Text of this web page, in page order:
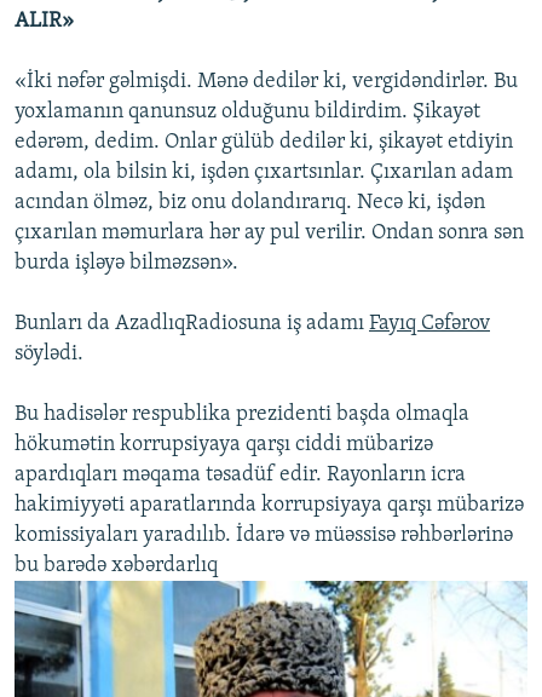
ALIR»
«İki nəfər gəlmişdi. Mənə dedilər ki, vergidəndirlər. Bu
yoxlamanın qanunsuz olduğunu bildirdim. Şikayət
edərəm, dedim. Onlar gülüb dedilər ki, şikayət etdiyin
adamı, ola bilsin ki, işdən çıxartsınlar. Çıxarılan adam
acından ölməz, biz onu dolandırarıq. Necə ki, işdən
çıxarılan məmurlara hər ay pul verilir. Ondan sonra sən
burda işləyə bilməzsən».
Bunları da AzadlıqRadiosuna iş adamı Fayıq Cəfərov
söylədi.
Bu hadisələr respublika prezidenti başda olmaqla
hökumətin korrupsiyaya qarşı ciddi mübarizə
apardıqları məqama təsadüf edir. Rayonların icra
hakimiyyəti aparatlarında korrupsiyaya qarşı mübarizə
komissiyaları yaradılıb. İdarə və müəssisə rəhbərlərinə
bu barədə xəbərdarlıq